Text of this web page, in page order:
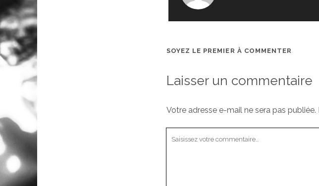
SOYEZ LE PREMIER À COMMENTER
Laisser un commentaire
Votre adresse e-mail ne sera pas publiée.